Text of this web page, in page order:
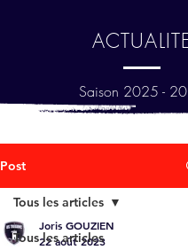
Saison 2025 -
Post
Tous les articles
Tous les articles
Joris GOUZIEN
22 août 2023